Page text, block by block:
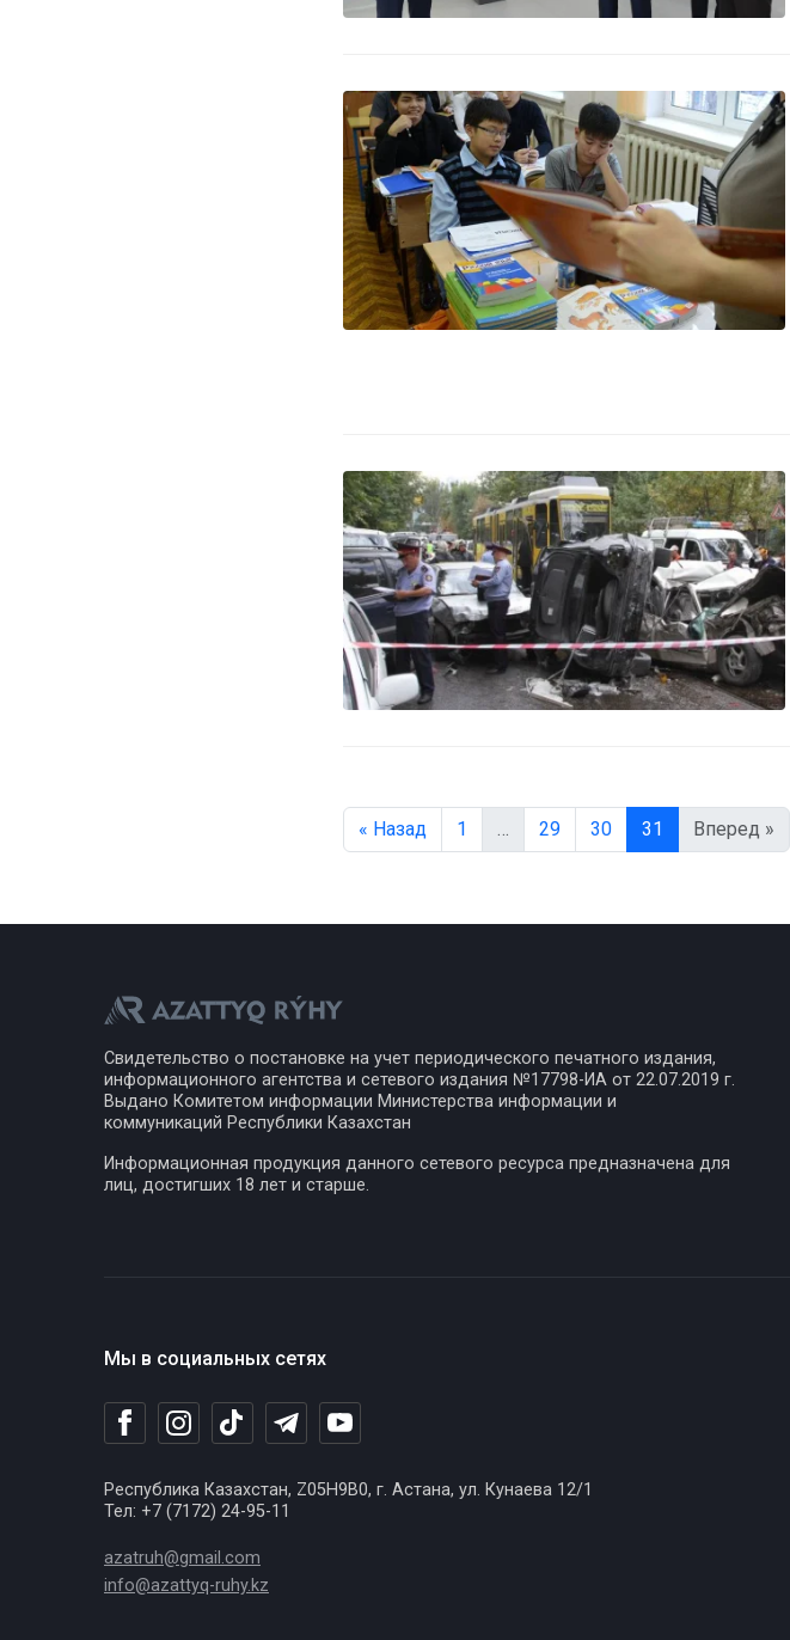
« Назад 1 … 29 30 31 Вперед »
Свидетельство о постановке на учет периодического печатного издания,
информационного агентства и сетевого издания №17798-ИА от 22.07.2019 г.
Выдано Комитетом информации Министерства информации и
коммуникаций Республики Казахстан
Информационная продукция данного сетевого ресурса предназначена для
лиц, достигших 18 лет и старше.
Мы в социальных сетях
Республика Казахстан, Z05H9B0, г. Астана, ул. Кунаева 12/1
Тел: +7 (7172) 24-95-11
azatruh@gmail.com
info@azattyq-ruhy.kz